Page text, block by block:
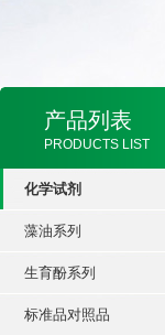
产品列表
PRODUCTS LIST
化学试剂
藻油系列
生育酚系列
标准品对照品